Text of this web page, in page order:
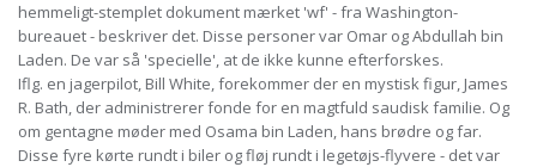
hemmeligt-stemplet dokument mærket 'wf' - fra Washington-
bureauet - beskriver det. Disse personer var Omar og Abdullah bin
Laden. De var så 'specielle', at de ikke kunne efterforskes.
Iflg. en jagerpilot, Bill White, forekommer der en mystisk figur, James
R. Bath, der administrerer fonde for en magtfuld saudisk familie. Og
om gentagne møder med Osama bin Laden, hans brødre og far.
Disse fyre kørte rundt i biler og fløj rundt i legetøjs-flyvere - det var